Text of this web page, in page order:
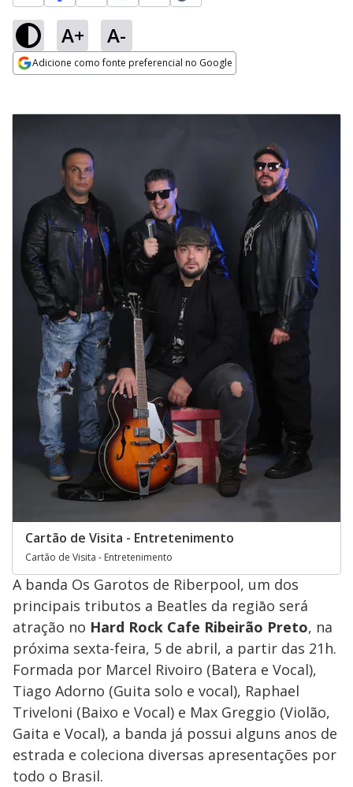
A+ A-
Adicione como fonte preferencial no Google
Cartão de Visita - Entretenimento
Cartão de Visita - Entretenimento
A banda Os Garotos de Riberpool, um dos
principais tributos a Beatles da regiāo será
atração no Hard Rock Cafe Ribeirão Preto, na
próxima sexta-feira, 5 de abril, a partir das 21h.
Formada por Marcel Rivoiro (Batera e Vocal),
Tiago Adorno (Guita solo e vocal), Raphael
Triveloni (Baixo e Vocal) e Max Greggio (Violão,
Gaita e Vocal), a banda já possui alguns anos de
estrada e coleciona diversas apresentações por
todo o Brasil.